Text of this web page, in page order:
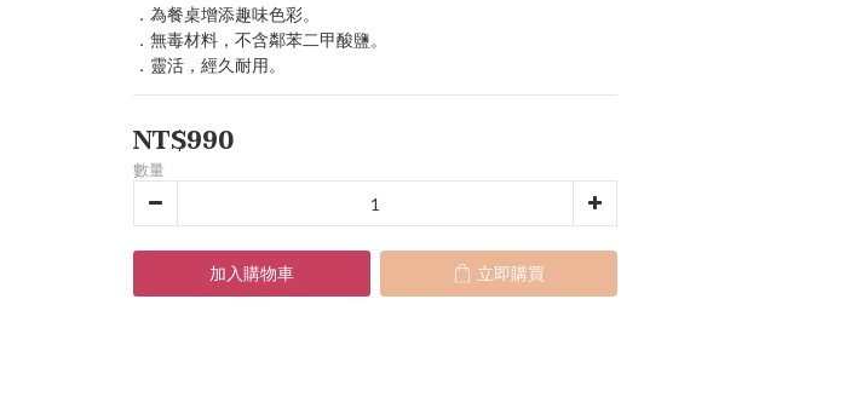
．為餐桌增添趣味色彩。
．無毒材料，不含鄰苯二甲酸鹽。
．靈活，經久耐用。
NT$990
數量
加入購物車 立即購買